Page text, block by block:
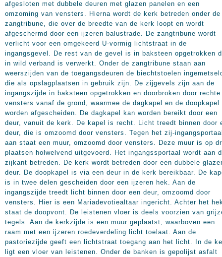
afgesloten met dubbele deuren met glazen panelen en een
omzoming van vensters. Hierna wordt de kerk betreden onder de
zangtribune, die over de breedte van de kerk loopt en wordt
afgeschermd door een ijzeren balustrade. De zangtribune wordt
verlicht voor een omgekeerd U-vormig lichtstraat in de
ingangsgevel. De rest van de gevel is in baksteen opgetrokken
in wild verband is verwerkt. Onder de zangtribune staan aan
weerszijden van de toegangsdeuren de biechtstoelen
die als opslagplaatsen in gebruik zijn. De zijgevels zijn aan de
ingangszijde in baksteen opgetrokken en doorbroken door rechte
vensters vanaf de grond, waarmee de dagkapel en de doopkapel
worden afgescheiden. De dagkapel kan worden bereikt door een
deur, vanuit de kerk. De kapel is recht. Licht treedt binnen door
deur, die is omzoomd door vensters. Tegen het zij-
aan staat een muur, omzoomd door vensters. Deze muur is op
plaatsen holwelvend uitgevoerd. Het ingangssportaal wordt aan
zijkant betreden. De kerk wordt betreden door een dubbele
deur. De doopkapel is via een deur in de kerk bereikbaar. De
is in twee delen gescheiden door een ijzeren hek. Aan de
ingangszijde treedt licht binnen door een deur, omzoomd door
vensters. Hier is een Mariadevotiealtaar ingericht. Achter het
staat de doopvont. De leistenen vloer is deels voorzien van
tegels. Aan de kerkzijde is een muur geplaatst, waarboven een
raam met een ijzeren roedeverdeling licht toelaat. Aan de
pastoriezijde geeft een lichtstraat toegang aan het licht. In de
ligt een vloer van leistenen. Onder de banken is gepolijst asfalt